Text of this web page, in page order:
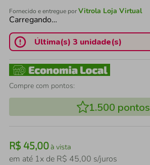
Fornecido e entregue porVitrola Loja Virtual
Carregando…
Última(s) 3 unidade(s)
Compre com pontos:
1.500 pontos
R$ 45,00à vista
em até 1x de R$ 45,00 s/juros